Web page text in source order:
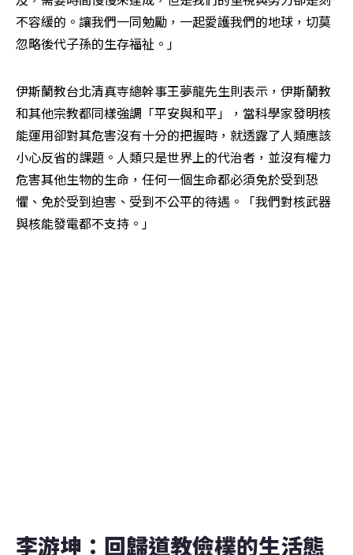
不容緩的。讓我們一同勉勵，一起愛護我們的地球，切莫
忽略後代子孫的生存福祉。」
伊斯蘭教台北清真寺總幹事王夢龍先生則表示，伊斯蘭教
和其他宗教都同樣強調「平安與和平」，當科學家發明核
能運用卻對其危害沒有十分的把握時，就透露了人類應該
小心反省的課題。人類只是世界上的代治者，並沒有權力
危害其他生物的生命，任何一個生命都必須免於受到恐
懼、免於受到迫害、受到不公平的待遇。「我們對核武器
與核能發電都不支持。」
李游坤：回歸道教儉樸的生活態